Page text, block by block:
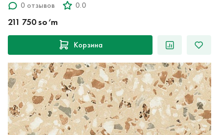
0 отзывов
0.0
211 750 so‘m
Корзина